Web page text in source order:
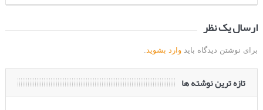
ارسال یک نظر
برای نوشتن دیدگاه باید وارد بشوید.
تازه ترین نوشته ها